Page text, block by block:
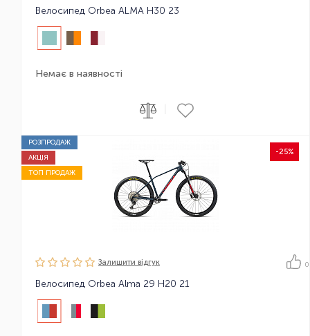
Велосипед Orbea ALMA H30 23
Немає в наявності
РОЗПРОДАЖ
-25%
АКЦІЯ
ТОП ПРОДАЖ
Залишити вiдгук 0
Велосипед Orbea Alma 29 H20 21